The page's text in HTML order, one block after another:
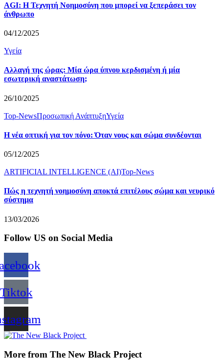
AGI: Η Τεχνητή Νοημοσύνη που μπορεί να ξεπεράσει τον
άνθρωπο
04/12/2025
Υγεία
Αλλαγή της ώρας: Μία ώρα ύπνου κερδισμένη ή μία
εσωτερική αναστάτωση;
26/10/2025
Top-NewsΠροσωπική ΑνάπτυξηΥγεία
Η νέα οπτική για τον πόνο: Όταν νους και σώμα συνδέονται
05/12/2025
ARTIFICIAL INTELLIGENCE (AI)Top-News
Πώς η τεχνητή νοημοσύνη αποκτά επιτέλους σώμα και νευρικό
σύστημα
13/03/2026
Follow US on Social Media
Tiktok
More from The New Black Project